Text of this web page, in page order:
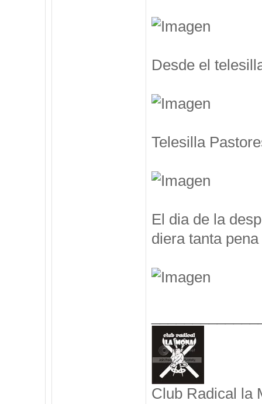
Desde el
Telesilla
El dia de la
diera tanta
Club Radical la